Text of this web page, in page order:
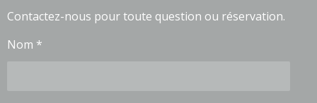
Contactez-nous pour toute question ou réservation.
Nom *